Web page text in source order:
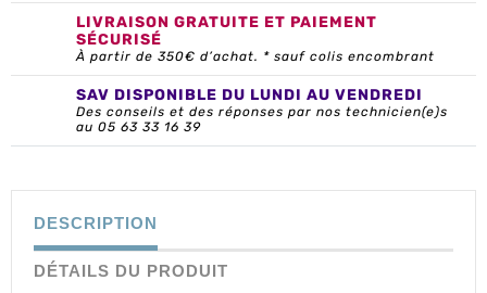
LIVRAISON GRATUITE ET PAIEMENT
SÉCURISÉ
À partir de 350€ d’achat. * sauf colis encombrant
SAV DISPONIBLE DU LUNDI AU VENDREDI
Des conseils et des réponses par nos technicien(e)s
au 05 63 33 16 39
DESCRIPTION
DÉTAILS DU PRODUIT